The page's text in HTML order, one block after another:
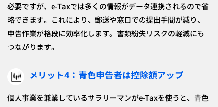
必要ですが、e-Taxでは多くの情報がデータ連携されるので省
略できます。これにより、郵送や窓口での提出手間が減り、
申告作業が格段に効率化します。書類紛失リスクの軽減にも
つながります。
メリット4：青色申告者は控除額アップ
個人事業を兼業しているサラリーマンがe-Taxを使うと、青色